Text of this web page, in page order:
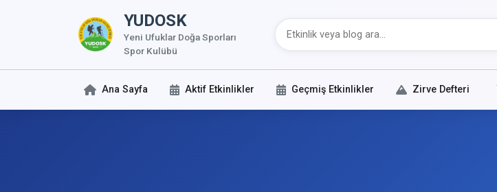
YUDOSK
Yeni Ufuklar Doğa Sporları
Spor Kulübü
Ana Sayfa Aktif Etkinlikler Geçmiş Etkinlikler Zirve Defteri